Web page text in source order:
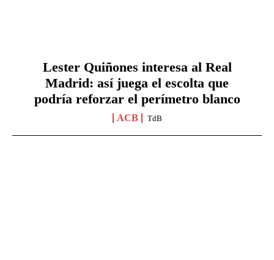
Lester Quiñones interesa al Real
Madrid: así juega el escolta que
podría reforzar el perímetro blanco
ACB TdB